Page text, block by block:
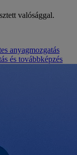
valósággal.
anyagmozgatás
és továbbképzés